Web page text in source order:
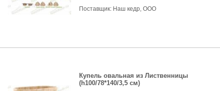
Поставщик: Наш кедр, ООО
Купель овальная из Лиственницы
(h100/78*140/3,5 см)